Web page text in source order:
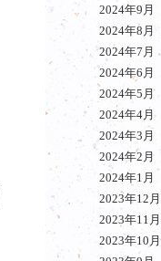
2024年9月
2024年8月
2024年7月
2024年6月
2024年5月
2024年4月
2024年3月
2024年2月
2024年1月
2023年12月
2023年11月
2023年10月